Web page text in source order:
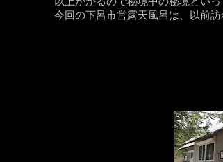
今回の下呂市営露天風呂は、以前